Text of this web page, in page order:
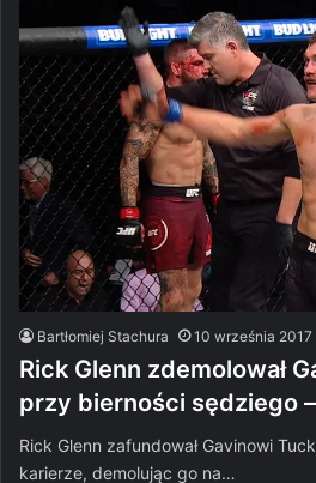
Bartłomiej Stachura 10 września 2017
Rick Glenn zdemolował
przy bierności sędziego
Rick Glenn zafundował Gavinowi
karierze, demolując go na…